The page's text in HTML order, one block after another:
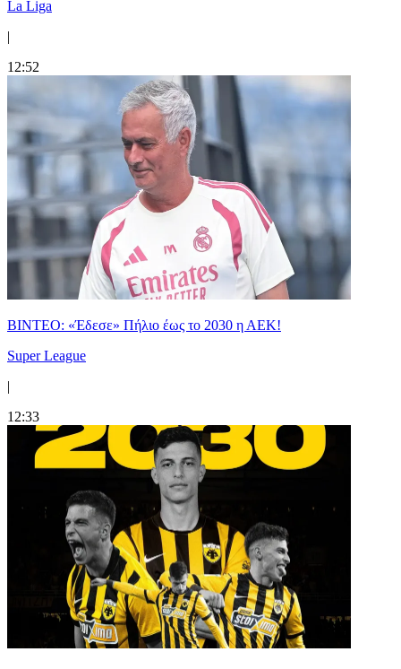
La Liga
|
12:52
ΒΙΝΤΕΟ: «Έδεσε» Πήλιο έως το 2030 η ΑΕΚ!
Super League
|
12:33